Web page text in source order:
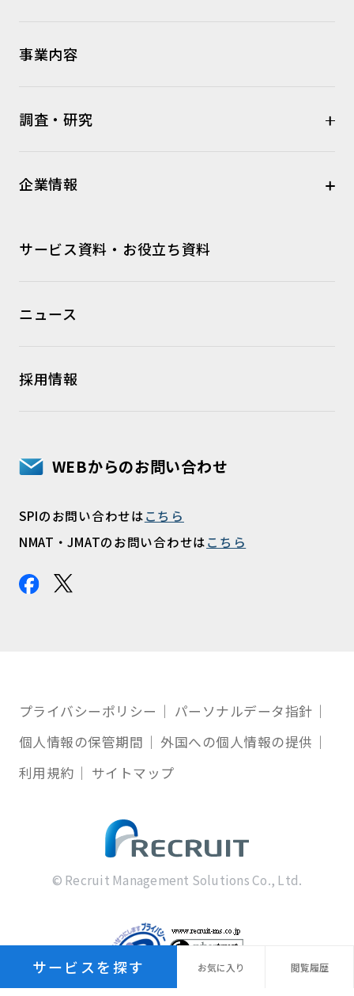
サービスを探す お気に 入り 閲覧履歴
事業内容
調査・研究
企業情報
サービス資料・お役立ち資料
ニュース
採用情報
WEBからのお問い合わせ
SPIのお問い合わせはこちら
NMAT・JMATのお問い合わせはこちら
プライバシーポリシー
パーソナルデータ指針
個人情報の保管期間
外国への個人情報の提供
利用規約
サイトマップ
© Recruit Management Solutions Co., Ltd.